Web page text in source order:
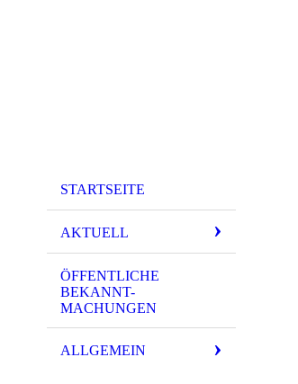
STARTSEITE
AKTUELL
ÖFFENTLICHE
BEKANNT-
MACHUNGEN
ALLGEMEIN